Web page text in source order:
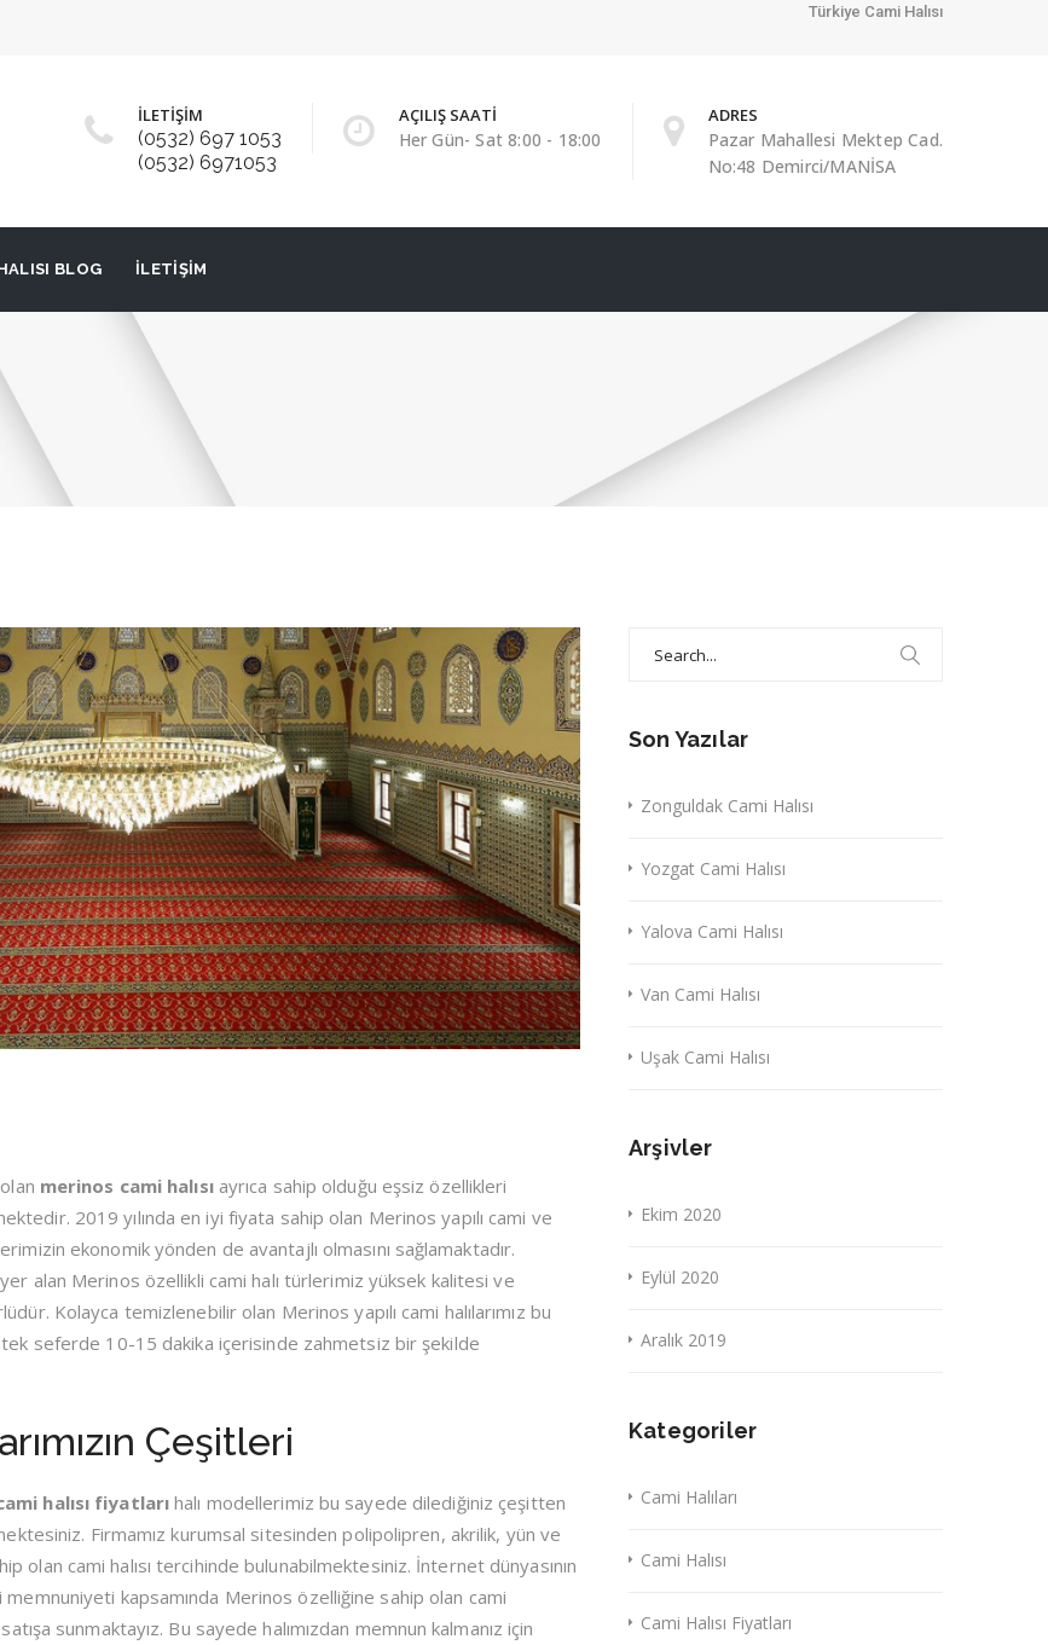
Türkiye Cami Halısı
İLETİŞİM
(0532) 697 1053
(0532) 6971053
AÇILIŞ SAATİ
Her Gün- Sat 8:00 - 18:00
ADRES
Pazar Mahallesi Mektep Cad.
No:48 Demirci/MANİSA
BLOG İLETIŞIM
merinos cami halısıayrıca sahip olduğu eşsiz özellikleri
2019 yılında en iyi fiyata sahip olan Merinos yapılı cami ve
ekonomik yönden de avantajlı olmasını sağlamaktadır.
alan Merinos özellikli cami halı türlerimiz yüksek kalitesi ve
Kolayca temizlenebilir olan Merinos yapılı cami halılarımız bu
tek seferde 10-15 dakika içerisinde zahmetsiz bir şekilde
Çeşitleri
halısı fiyatları halı modellerimiz bu sayede dilediğiniz çeşitten
Firmamız kurumsal sitesinden polipolipren, akrilik, yün ve
olan cami halısı tercihinde bulunabilmektesiniz. İnternet dünyasının
memnuniyeti kapsamında Merinos özelliğine sahip olan cami
sunmaktayız. Bu sayede halımızdan memnun kalmanız için
Son Yazılar
Zonguldak Cami Halısı
Yozgat Cami Halısı
Yalova Cami Halısı
Van Cami Halısı
Uşak Cami Halısı
Arşivler
Ekim 2020
Eylül 2020
Aralık 2019
Kategoriler
Cami Halıları
Cami Halısı
Cami Halısı Fiyatları